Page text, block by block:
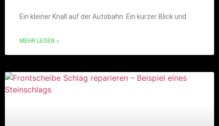
Ein kleiner Knall auf der Autobahn. Ein kurzer Blick und
MEHR LESEN »